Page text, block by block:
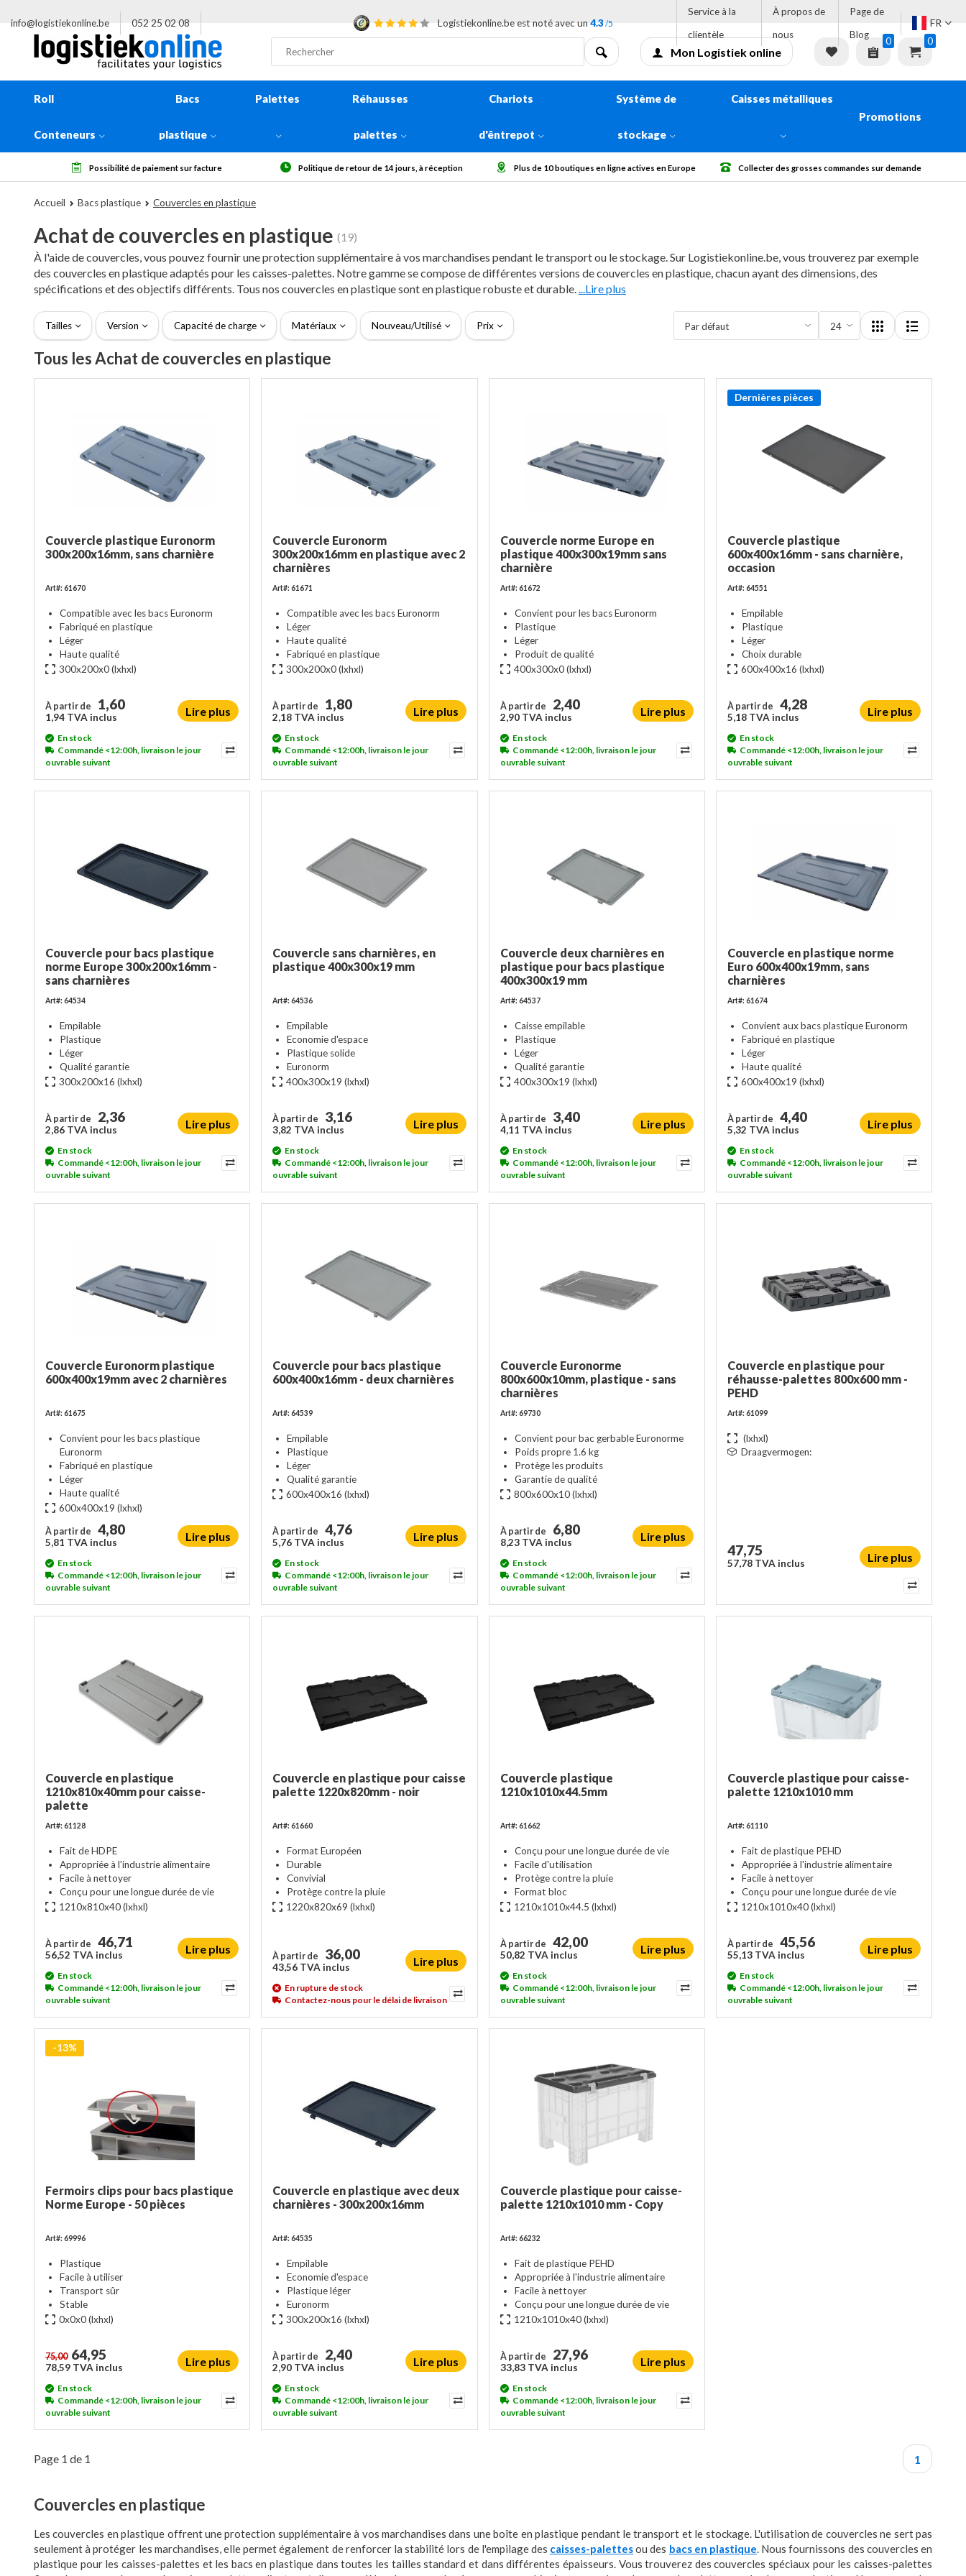
info@logistiekonline.be 052 25 02 08 Logistiekonline.be est noté avec un 4.3 /5
Service à la
clientèle
À propos de
nous
Page de
Blog
FR
Mon Logistiek online
0 0
Roll
Conteneurs
Bacs
plastique
Palettes Réhausses
palettes
Chariots
d'êntrepot
Système de
stockage
Caisses métalliques
Promotions
Politique de retour de 14 jours, à réception Plus de 10 boutiques en ligne actives en Europe Collecter des grosses commandes sur demande Livraison gratuite à partir de € 500 Sans TVA.
Accueil Bacs plastique Couvercles en plastique
Achat de couvercles en plastique (19)
À l'aide de couvercles, vous pouvez fournir une protection supplémentaire à vos marchandises pendant le transport ou le stockage. Sur Logistiekonline.be, vous trouverez par exemple
des couvercles en plastique adaptés pour les caisses-palettes. Notre gamme se compose de différentes versions de couvercles en plastique, chacun ayant des dimensions, des
spécifications et des objectifs différents. Tous nos couvercles en plastique sont en plastique robuste et durable....Lire plus
Tailles Version Capacité de charge Matériaux Nouveau/Utilisé Prix
Tous les Achat de couvercles en plastique
Couvercle plastique Euronorm
300x200x16mm, sans charnière
Art#: 61670
Compatible avec les bacs Euronorm
Fabriqué en plastique
Léger
Haute qualité
300x200x0(lxhxl)
À partir de 1,60
1,94 TVA inclus Lire plus
En stock
Commandé <12:00h, livraison le jour
ouvrable suivant
Couvercle Euronorm
300x200x16mm en plastique avec 2
charnières
Art#: 61671
Compatible avec les bacs Euronorm
Léger
Haute qualité
Fabriqué en plastique
300x200x0(lxhxl)
À partir de 1,80
2,18 TVA inclus Lire plus
En stock
Commandé <12:00h, livraison le jour
ouvrable suivant
Couvercle norme Europe en
plastique 400x300x19mm sans
charnière
Art#: 61672
Convient pour les bacs Euronorm
Plastique
Léger
Produit de qualité
400x300x0(lxhxl)
À partir de 2,40
2,90 TVA inclus Lire plus
En stock
Commandé <12:00h, livraison le jour
ouvrable suivant
Dernières pièces
Couvercle plastique
600x400x16mm - sans charnière,
occasion
Art#: 64551
Empilable
Plastique
Léger
Choix durable
600x400x16 (lxhxl)
À partir de 4,28
5,18 TVA inclus Lire plus
En stock
Commandé <12:00h, livraison le jour
ouvrable suivant
Couvercle pour bacs plastique
norme Europe 300x200x16mm -
sans charnières
Art#: 64534
Empilable
Plastique
Léger
Qualité garantie
300x200x16 (lxhxl)
À partir de 2,36
2,86 TVA inclus Lire plus
En stock
Commandé <12:00h, livraison le jour
ouvrable suivant
Couvercle sans charnières, en
plastique 400x300x19 mm
Art#: 64536
Empilable
Economie d'espace
Plastique solide
Euronorm
400x300x19 (lxhxl)
À partir de 3,16
3,82 TVA inclus Lire plus
En stock
Commandé <12:00h, livraison le jour
ouvrable suivant
Couvercle deux charnières en
plastique pour bacs plastique
400x300x19 mm
Art#: 64537
Caisse empilable
Plastique
Léger
Qualité garantie
400x300x19 (lxhxl)
À partir de 3,40
4,11 TVA inclus Lire plus
En stock
Commandé <12:00h, livraison le jour
ouvrable suivant
Couvercle en plastique norme
Euro 600x400x19mm, sans
charnières
Art#: 61674
Convient aux bacs plastique Euronorm
Fabriqué en plastique
Léger
Haute qualité
600x400x19 (lxhxl)
À partir de 4,40
5,32 TVA inclus Lire plus
En stock
Commandé <12:00h, livraison le jour
ouvrable suivant
Couvercle Euronorm plastique
600x400x19mm avec 2 charnières
Art#: 61675
Convient pour les bacs plastique
Euronorm
Fabriqué en plastique
Léger
Haute qualité
600x400x19 (lxhxl)
À partir de 4,80
5,81 TVA inclus Lire plus
En stock
Commandé <12:00h, livraison le jour
ouvrable suivant
Couvercle pour bacs plastique
600x400x16mm - deux charnières
Art#: 64539
Empilable
Plastique
Léger
Qualité garantie
600x400x16 (lxhxl)
À partir de 4,76
5,76 TVA inclus Lire plus
En stock
Commandé <12:00h, livraison le jour
ouvrable suivant
Couvercle Euronorme
800x600x10mm, plastique - sans
charnières
Art#: 69730
Convient pour bac gerbable Euronorme
Poids propre 1.6 kg
Protège les produits
Garantie de qualité
800x600x10(lxhxl)
À partir de 6,80
8,23 TVA inclus Lire plus
En stock
Commandé <12:00h, livraison le jour
ouvrable suivant
Couvercle en plastique pour
réhausse-palettes 800x600 mm -
PEHD
Art#: 61099
(lxhxl)
Draagvermogen:
47,75
57,78 TVA inclus Lire plus
Couvercle en plastique
1210x810x40mm pour caisse-
palette
Art#: 61128
Fait de HDPE
Appropriée à l'industrie alimentaire
Facile à nettoyer
Conçu pour une longue durée de vie
1210x810x40(lxhxl)
À partir de 46,71
56,52 TVA inclus Lire plus
En stock
Commandé <12:00h, livraison le jour
ouvrable suivant
Couvercle en plastique pour caisse
palette 1220x820mm - noir
Art#: 61660
Format Européen
Durable
Convivial
Protège contre la pluie
1220x820x69 (lxhxl)
À partir de 36,00
43,56 TVA inclus Lire plus
En rupture de stock
Contactez-nous pour le délai de livraison
Couvercle plastique
1210x1010x44.5mm
Art#: 61662
Conçu pour une longue durée de vie
Facile d'utilisation
Protège contre la pluie
Format bloc
1210x1010x44.5 (lxhxl)
À partir de 42,00
50,82 TVA inclus Lire plus
En stock
Commandé <12:00h, livraison le jour
ouvrable suivant
Couvercle plastique pour caisse-
palette 1210x1010 mm
Art#: 61110
Fait de plastique PEHD
Appropriée à l'industrie alimentaire
Facile à nettoyer
Conçu pour une longue durée de vie
1210x1010x40(lxhxl)
À partir de 45,56
55,13 TVA inclus Lire plus
En stock
Commandé <12:00h, livraison le jour
ouvrable suivant
-13%
Fermoirs clips pour bacs plastique
Norme Europe - 50 pièces
Art#: 69996
Plastique
Facile à utiliser
Transport sûr
Stable
0x0x0(lxhxl)
75,00 64,95
78,59 TVA inclus Lire plus
En stock
Commandé <12:00h, livraison le jour
ouvrable suivant
Couvercle en plastique avec deux
charnières - 300x200x16mm
Art#: 64535
Empilable
Economie d'espace
Plastique léger
Euronorm
300x200x16 (lxhxl)
À partir de 2,40
2,90 TVA inclus Lire plus
En stock
Commandé <12:00h, livraison le jour
ouvrable suivant
Couvercle plastique pour caisse-
palette 1210x1010 mm - Copy
Art#: 66232
Fait de plastique PEHD
Appropriée à l'industrie alimentaire
Facile à nettoyer
Conçu pour une longue durée de vie
1210x1010x40(lxhxl)
À partir de 27,96
33,83 TVA inclus Lire plus
En stock
Commandé <12:00h, livraison le jour
ouvrable suivant
Page 1 de 1 1
Couvercles en plastique
Les couvercles en plastique offrent une protection supplémentaire à vos marchandises dans une boîte en plastique pendant le transport et le stockage. L'utilisation de couvercles ne sert pas
seulement à protéger les marchandises, elle permet également de renforcer la stabilité lors de l'empilage des caisses-palettesou des bacs en plastique. Nous fournissons des couvercles en
plastique pour les caisses-palettes et les bacs en plastique dans toutes les tailles standard et dans différentes épaisseurs. Vous trouverez des couvercles spéciaux pour les caisses-palettes